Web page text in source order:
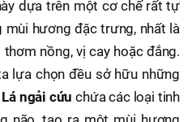
dựa trên một cơ chế rất tự
mùi hương đặc trưng, nhất là
nồng, vị cay hoặc đắng.
lựa chọn đều sở hữu những
Lá ngải cứuchứa các loại tinh